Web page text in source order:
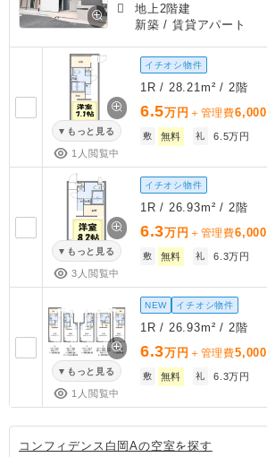
地上2階建
新築 / 賃貸アパート
もっと見る
1人閲覧中
イチオシ物件
1R / 28.21m² / 2階
6.5万円 ＋管理費6,000
敷 無料 礼 6.5万円
もっと見る
3人閲覧中
イチオシ物件
1R / 26.93m² / 2階
6.3万円 ＋管理費6,000
敷 無料 礼 6.3万円
もっと見る
1人閲覧中
NEW イチオシ物件
1R / 26.93m² / 2階
6.3万円 ＋管理費5,000
敷 無料 礼 6.3万円
コンフィデンス白岡Aの空室を探す